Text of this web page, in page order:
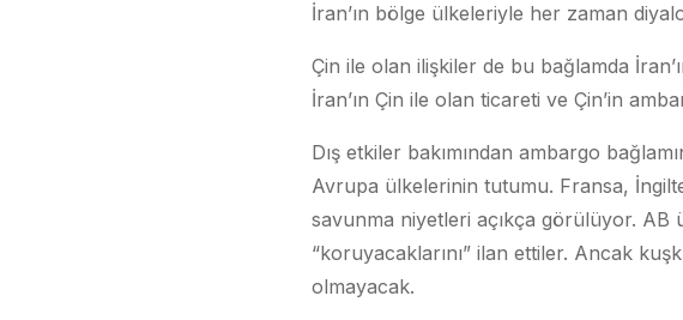
İran’ın bölge ülkeleriyle her zaman
Çin ile olan ilişkiler de bu bağlamda
İran’ın Çin ile olan ticareti ve Çin’in
Dış etkiler bakımından ambargo
Avrupa ülkelerinin tutumu. Fransa,
savunma niyetleri açıkça görülüyor. AB
“koruyacaklarını” ilan ettiler. Ancak
olmayacak.